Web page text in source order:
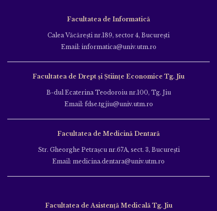
Facultatea de Informatică
Calea Văcăreşti nr.189, sector 4, Bucureşti
Email: informatica@univ.utm.ro
Facultatea de Drept și Științe Economice Tg. Jiu
B-dul Ecaterina Teodoroiu nr.100, Tg. Jiu
Email: fdse.tgjiu@univ.utm.ro
Facultatea de Medicină Dentară
Str. Gheorghe Petraşcu nr.67A, sect. 3, Bucureşti
Email: medicina.dentara@univ.utm.ro
Facultatea de Asistență Medicală Tg. Jiu